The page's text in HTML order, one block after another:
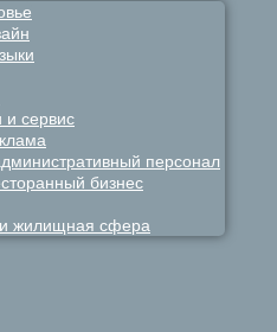
и сервис
персонал
бизнес
и жилищная сфера